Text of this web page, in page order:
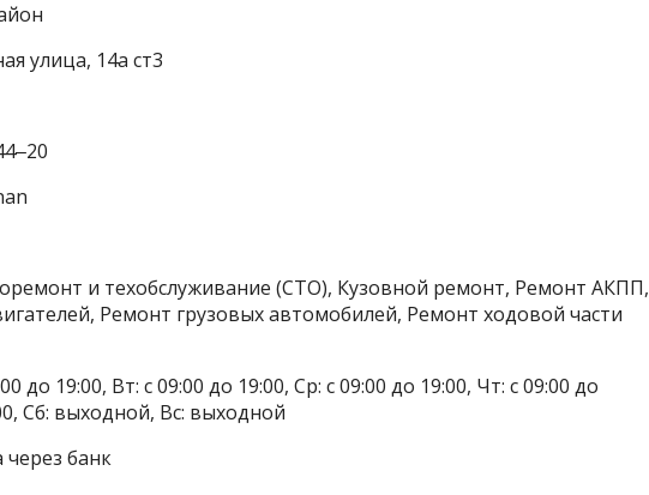
улица, 14а ст3
и техобслуживание (СТО), Кузовной ремонт, Ремонт АКПП,
Ремонт грузовых автомобилей, Ремонт ходовой части
до 19:00, Вт: с 09:00 до 19:00, Ср: с 09:00 до 19:00, Чт: с 09:00 до
Сб: выходной, Вс: выходной
банк